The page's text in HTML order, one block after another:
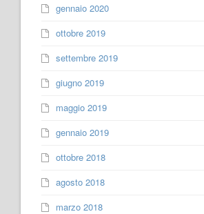
gennaio 2020
ottobre 2019
settembre 2019
giugno 2019
maggio 2019
gennaio 2019
ottobre 2018
agosto 2018
marzo 2018